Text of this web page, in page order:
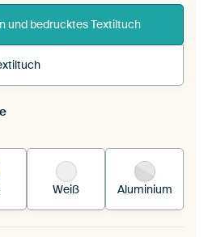
und bedrucktes Textiltuch
wechselbaren Textiltuch in
ArtFrame™.
Weiß Aluminium